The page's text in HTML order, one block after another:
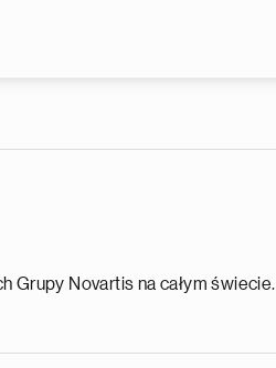
Grupy Novartis na całym świecie.